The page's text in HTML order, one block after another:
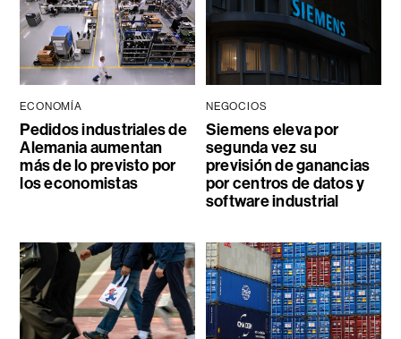
ECONOMÍA
Pedidos industriales de
Alemania aumentan
más de lo previsto por
los economistas
NEGOCIOS
Siemens eleva por
segunda vez su
previsión de ganancias
por centros de datos y
software industrial